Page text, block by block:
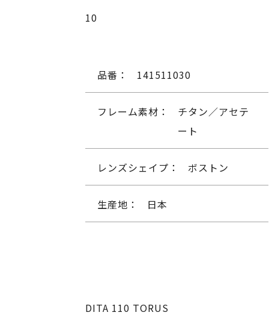
10
品番： 141511030
フレーム素材：
チタン／アセテ
ート
レンズシェイプ： ボストン
生産地： 日本
DITA 110 TORUS